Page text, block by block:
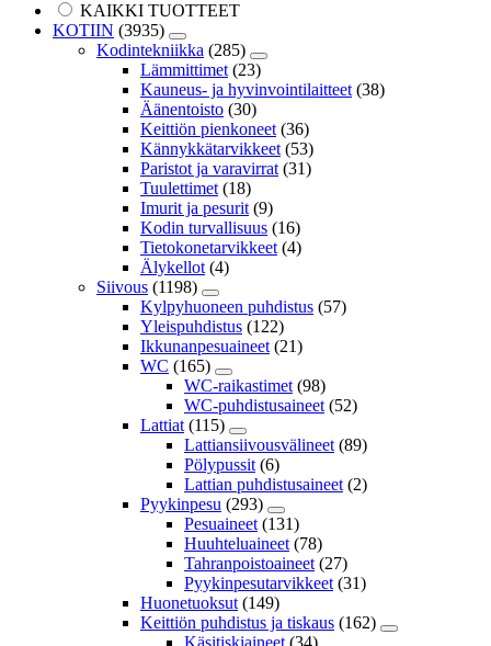
KAIKKI TUOTTEET
KOTIIN (3935)
Kodintekniikka (285)
Lämmittimet (23)
Kauneus- ja hyvinvointilaitteet (38)
Äänentoisto (30)
Keittiön pienkoneet (36)
Kännykkätarvikkeet (53)
Paristot ja varavirrat (31)
Tuulettimet (18)
Imurit ja pesurit (9)
Kodin turvallisuus (16)
Tietokonetarvikkeet (4)
Älykellot (4)
Siivous (1198)
Kylpyhuoneen puhdistus (57)
Yleispuhdistus (122)
Ikkunanpesuaineet (21)
WC (165)
WC-raikastimet (98)
WC-puhdistusaineet (52)
Lattiat (115)
Lattiansiivousvälineet (89)
Pölypussit (6)
Lattian puhdistusaineet (2)
Pyykinpesu (293)
Pesuaineet (131)
Huuhteluaineet (78)
Tahranpoistoaineet (27)
Pyykinpesutarvikkeet (31)
Huonetuoksut (149)
Keittiön puhdistus ja tiskaus (162)